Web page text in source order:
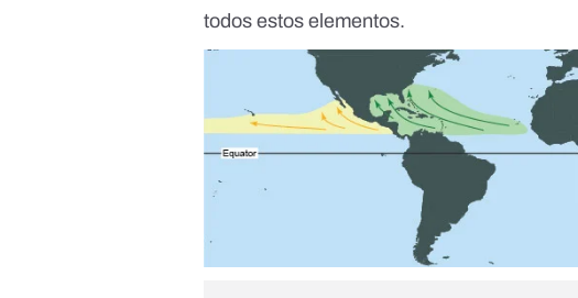
todos estos elementos.